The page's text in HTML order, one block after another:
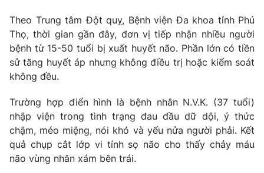
Thế giới đó đây
Câu chuyện quốc tế
Tài chính
Thị trường
Góc doanh nghiệp
Dữ liệu và đời sống
Truyền hình
Phim VTV
Hậu trường
Nhân vật
Khán giả
Giải trí
Điện ảnh
Âm nhạc
Đời sống
Du lịch
Theo Trung tâm Đột quỵ, Bệnh viện Đa khoa tỉnh Phú
Thọ, thời gian gần đây, đơn vị tiếp nhận nhiều người
bệnh từ 15-50 tuổi bị xuất huyết não. Phần lớn có tiền
sử tăng huyết áp nhưng không điều trị hoặc kiểm soát
không đều.
Trường hợp điển hình là bệnh nhân N.V.K. (37 tuổi)
nhập viện trong tình trạng đau đầu dữ dội, ý thức
chậm, méo miệng, nói khó và yếu nửa người phải. Kết
quả chụp cắt lớp vi tính sọ não cho thấy chảy máu
não vùng nhân xám bên trái.